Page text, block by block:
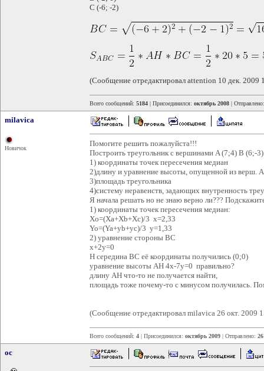
C (-6; -2)
(Сообщение отредактировал attention 10 дек. 2009
Всего сообщений: 5184 | Присоединился: октябрь 2008 |
milavica
Новичок
Помогите решить пожалуйста!!!
Построить треугольник с вершинами A (7;4) B (6;-
1) координаты точек пересечения медиан
2)длину и уравнение высоты, опущенной из верш. А
3)площадь треугольника
4)систему неравенств, задающих внутренность
Я начала решать но не знаю верно ли???
1) координаты точек пересечения медиан:
Xo=(Xa+Xb+Xc)/3 x=2,33
Yo=(Ya+yb+yc)/3 y=1,33
2) уравнение стороны BС
x+2y=0
Н середина ВС её координаты получились (0;0)
уравнение высоты AH 4x-7y=0 правильно?
длину AH что-то не получается найти,
площадь тоже почему-то с минусом получилась.
(Сообщение отредактировал milavica 26 окт. 2009
Всего сообщений: 4 | Присоединился: октябрь 2009 | Отправлено:
oc